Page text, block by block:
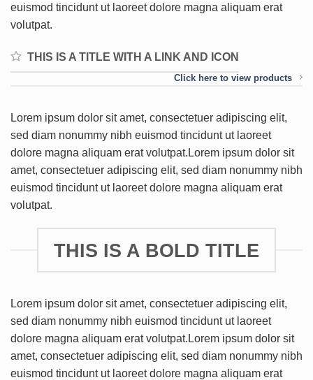
euismod tincidunt ut laoreet dolore magna aliquam erat
volutpat.
THIS IS A TITLE WITH A LINK AND ICON
Click here to view products
Lorem ipsum dolor sit amet, consectetuer adipiscing elit,
sed diam nonummy nibh euismod tincidunt ut laoreet
dolore magna aliquam erat volutpat.Lorem ipsum dolor sit
amet, consectetuer adipiscing elit, sed diam nonummy nibh
euismod tincidunt ut laoreet dolore magna aliquam erat
volutpat.
THIS IS A BOLD TITLE
Lorem ipsum dolor sit amet, consectetuer adipiscing elit,
sed diam nonummy nibh euismod tincidunt ut laoreet
dolore magna aliquam erat volutpat.Lorem ipsum dolor sit
amet, consectetuer adipiscing elit, sed diam nonummy nibh
euismod tincidunt ut laoreet dolore magna aliquam erat